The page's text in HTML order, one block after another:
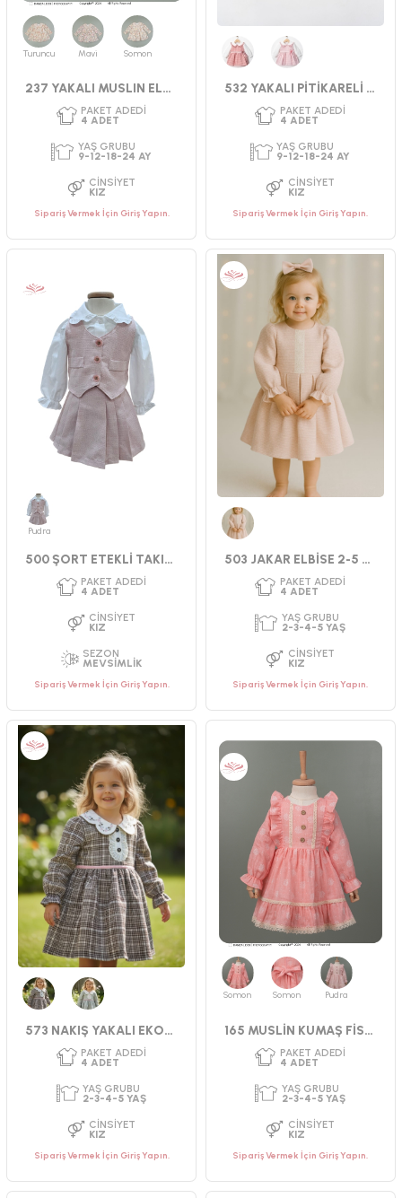
PAKET ADEDI
9-12-18-24 AY
CINSIYET
KIZ
2-3-4-5 YAŞ
CINSIYET
KIZ
PAKET ADEDI
4ADET
YAŞ GRUBU
2-3-4-5 YAŞ
CINSIYET
PAKET ADEDI
4
YAŞ GRUBU
9-12-18-24 AY
Turuncu Mavi Somon
237 YAKALI MUSLIN ELBİSE 9-24 AY
PAKET ADEDI
4ADET
9-12-18-24 AY
CINSIYET
Sipariş Vermek İçin Giriş Yapın.
532 YAKALI PİTİKARELİ ELBİSE
PAKET ADEDI
4ADET
9-12-18-24 AY
CINSIYET
Sipariş Vermek İçin Giriş Yapın.
Pudra
500 ŞORT ETEKLİ TAKIM 2-5 YAŞ
Sipariş Vermek İçin Giriş Yapın.
503 JAKAR ELBİSE 2-5 YAŞ
Sipariş Vermek İçin Giriş Yapın.
573 NAKIŞ YAKALI EKOSELİ ELBİSE
Sipariş Vermek İçin Giriş Yapın.
Somon Somon Pudra
165 MUSLİN KUMAŞ FİSTOLU ELBİSE
Sipariş Vermek İçin Giriş Yapın.